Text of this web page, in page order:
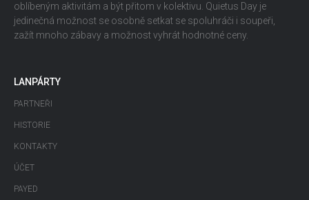
oblíbeným aktivitám a být přitom v kolektivu. Quietus Day je
jedinečná možnost se osobně setkat se spoluhráči i soupeři,
zažít mnoho zábavy a možnost vyhrát hodnotné ceny.
LANPÁRTY
PARTNEŘI
HISTORIE
KONTAKTY
ÚČET
PAYED